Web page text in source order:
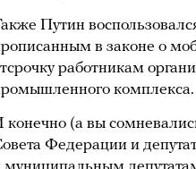
Путин
в законе о
работникам
комплекса.
конечно (а вы
Федерации и